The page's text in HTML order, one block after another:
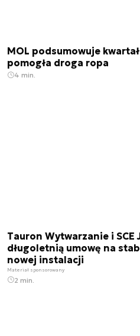
MOL podsumowuje
pomogła droga ropa
4 min.
Tauron Wytwarzanie i SCE
długoletnią umowę na
nowej instalacji
Materiał sponsorowany
2 min.